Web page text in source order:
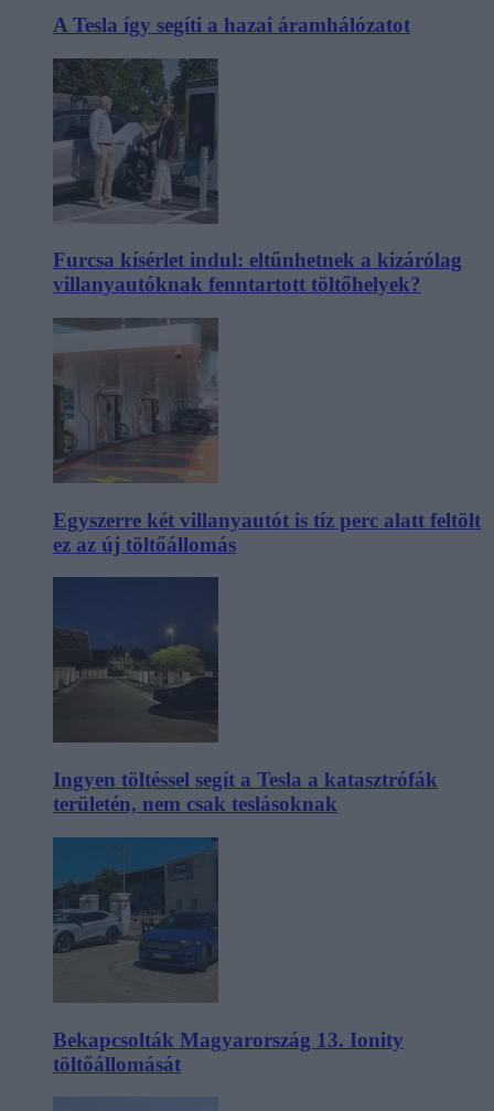
A Tesla így segíti a hazai áramhálózatot
Furcsa kísérlet indul: eltűnhetnek a kizárólag
villanyautóknak fenntartott töltőhelyek?
Egyszerre két villanyautót is tíz perc alatt feltölt
ez az új töltőállomás
Ingyen töltéssel segít a Tesla a katasztrófák
területén, nem csak teslásoknak
Bekapcsolták Magyarország 13. Ionity
töltőállomását